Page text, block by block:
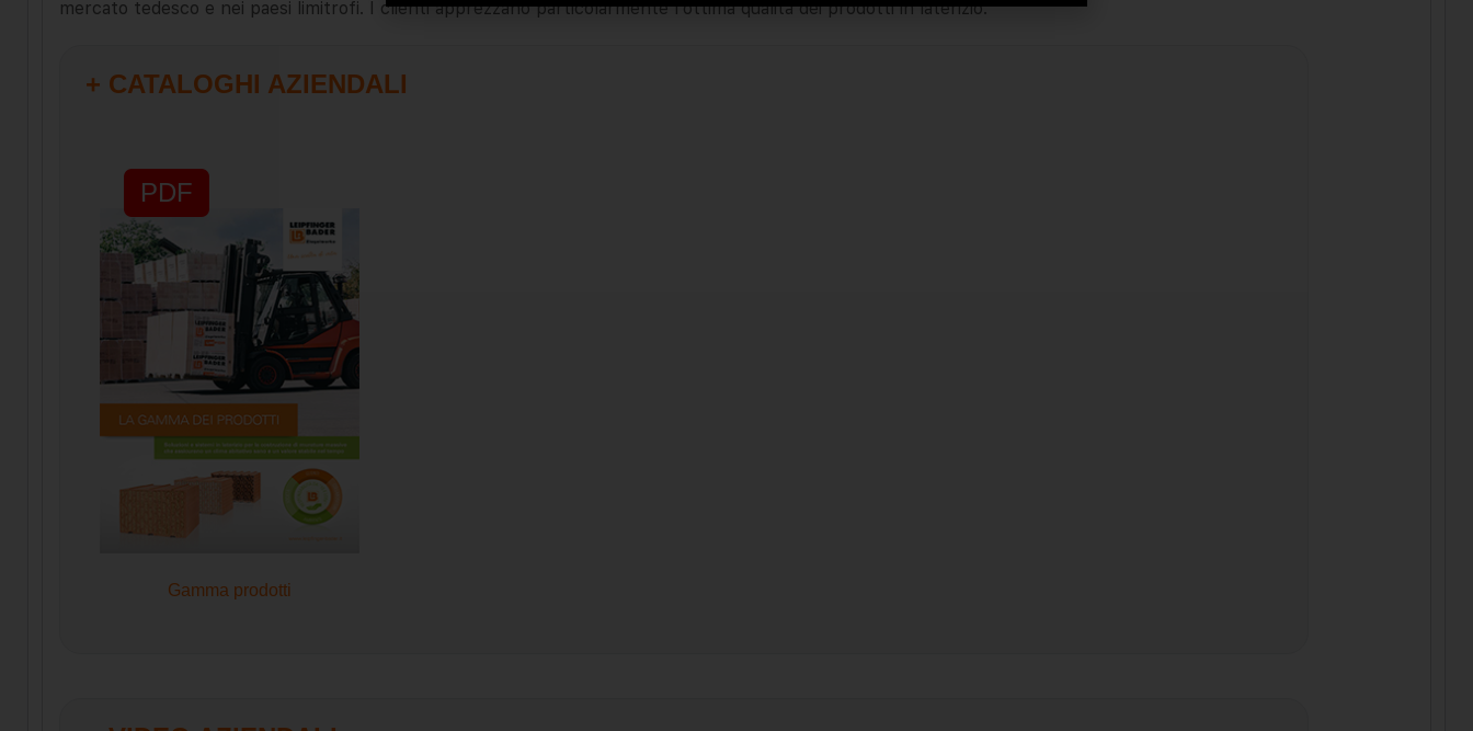
mercato tedesco e nei paesi limitrofi. I clienti apprezzano particolarmente l’ottima qualità dei prodotti in laterizio.
+ CATALOGHI AZIENDALI
PDF
Gamma prodotti